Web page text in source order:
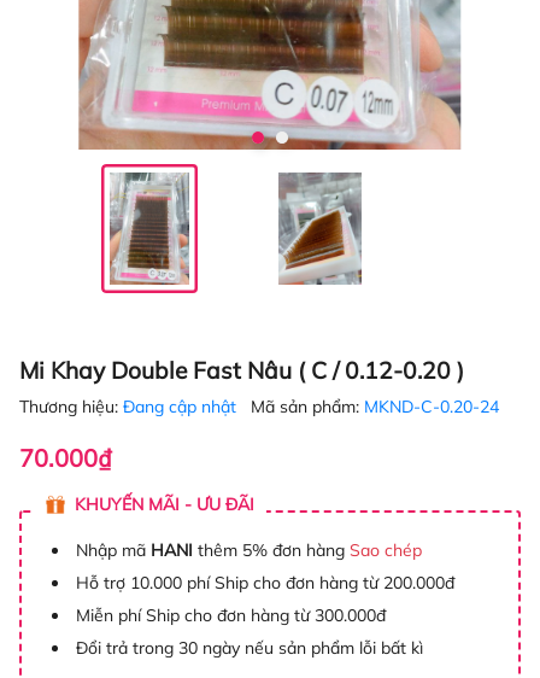
Mi Khay Double Fast Nâu ( C / 0.12-0.20 )
Thương hiệu: Đang cập nhật Mã sản phẩm: MKND-C-0.20-24
70.000₫
KHUYẾN MÃI - ƯU ĐÃI
Nhập mã HANI thêm 5% đơn hàng Sao chép
Hỗ trợ 10.000 phí Ship cho đơn hàng từ 200.000đ
Miễn phí Ship cho đơn hàng từ 300.000đ
Đổi trả trong 30 ngày nếu sản phẩm lỗi bất kì